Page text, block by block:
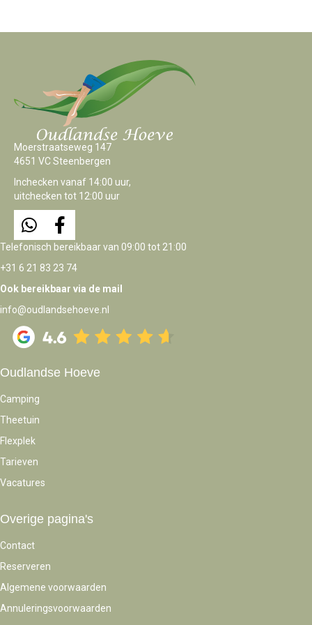
options
Moerstraatseweg 147
4651 VC Steenbergen
Inchecken vanaf 14:00 uur,
uitchecken tot 12:00 uur
Telefonisch bereikbaar van 09:00 tot 21:00
+31 6 21 83 23 74
Ook bereikbaar via de mail
info@oudlandsehoeve.nl
Oudlandse Hoeve
Camping
Theetuin
Flexplek
Tarieven
Vacatures
Overige pagina's
Contact
Reserveren
Algemene voorwaarden
Annuleringsvoorwaarden